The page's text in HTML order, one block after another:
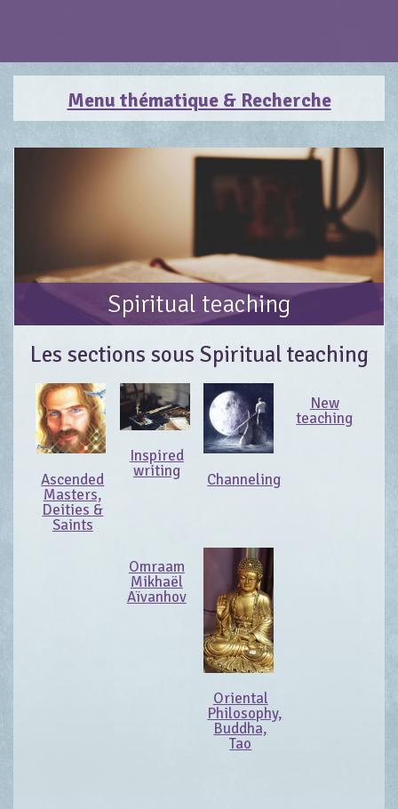
Menu thématique & Recherche
Spiritual teaching
Les sections sous Spiritual teaching
Ascended
Masters,
Deities &
Saints
Inspired
writing
Channeling
New
teaching
Omraam
Mikhaël
Aïvanhov
Oriental
Philosophy,
Buddha,
Tao